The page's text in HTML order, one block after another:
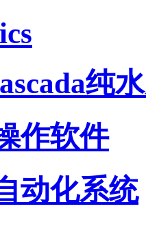
纯
作软件
动化系统